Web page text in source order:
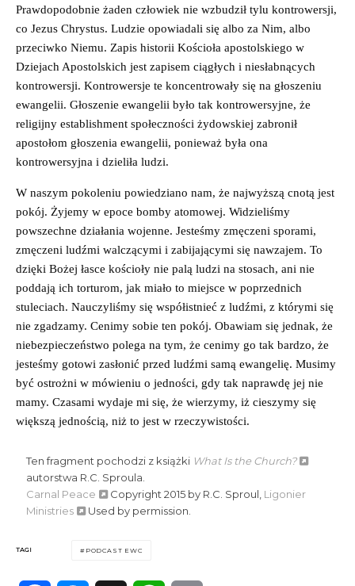
Prawdopodobnie żaden człowiek nie wzbudził tylu kontrowersji,
co Jezus Chrystus. Ludzie opowiadali się albo za Nim, albo
przeciwko Niemu. Zapis historii Kościoła apostolskiego w
Dziejach Apostolskich jest zapisem ciągłych i niesłabnących
kontrowersji. Kontrowersje te koncentrowały się na głoszeniu
ewangelii. Głoszenie ewangelii było tak kontrowersyjne, że
religijny establishment społeczności żydowskiej zabronił
apostołom głoszenia ewangelii, ponieważ była ona
kontrowersyjna i dzieliła ludzi.
W naszym pokoleniu powiedziano nam, że najwyższą cnotą jest
pokój. Żyjemy w epoce bomby atomowej. Widzieliśmy
powszechne działania wojenne. Jesteśmy zmęczeni sporami,
zmęczeni ludźmi walczącymi i zabijającymi się nawzajem. To
dzięki Bożej łasce kościoły nie palą ludzi na stosach, ani nie
poddają ich torturom, jak miało to miejsce w poprzednich
stuleciach. Nauczyliśmy się współistnieć z ludźmi, z którymi się
nie zgadzamy. Cenimy sobie ten pokój. Obawiam się jednak, że
niebezpieczeństwo polega na tym, że cenimy go tak bardzo, że
jesteśmy gotowi zasłonić przed ludźmi samą ewangelię. Musimy
być ostrożni w mówieniu o jedności, gdy tak naprawdę jej nie
mamy. Czasami wydaje mi się, że wierzymy, iż cieszymy się
większą jednością, niż to jest w rzeczywistości.
Ten fragment pochodzi z książki What Is the Church?
autorstwa R.C. Sproula.
Carnal Peace
Copyright 2015 by R.C. Sproul, Ligonier
Ministries
Used by permission.
TAGI PODCAST EWC